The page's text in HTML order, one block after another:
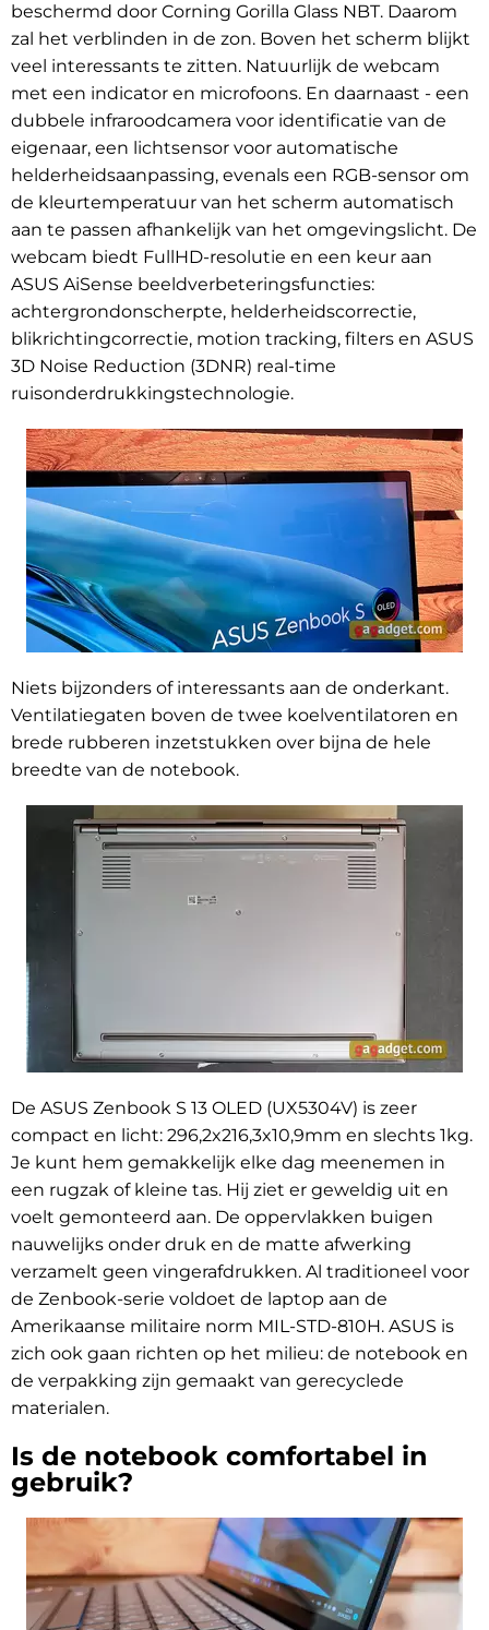
beschermd door Corning Gorilla Glass NBT. Daarom
zal het verblinden in de zon. Boven het scherm blijkt
veel interessants te zitten. Natuurlijk de webcam
met een indicator en microfoons. En daarnaast - een
dubbele infraroodcamera voor identificatie van de
eigenaar, een lichtsensor voor automatische
helderheidsaanpassing, evenals een RGB-sensor om
de kleurtemperatuur van het scherm automatisch
aan te passen afhankelijk van het omgevingslicht. De
webcam biedt FullHD-resolutie en een keur aan
ASUS AiSense beeldverbeteringsfuncties:
achtergrondonscherpte, helderheidscorrectie,
blikrichtingcorrectie, motion tracking, filters en ASUS
3D Noise Reduction (3DNR) real-time
ruisonderdrukkingstechnologie.
Niets bijzonders of interessants aan de onderkant.
Ventilatiegaten boven de twee koelventilatoren en
brede rubberen inzetstukken over bijna de hele
breedte van de notebook.
De ASUS Zenbook S 13 OLED (UX5304V) is zeer
compact en licht: 296,2x216,3x10,9mm en slechts 1kg.
Je kunt hem gemakkelijk elke dag meenemen in
een rugzak of kleine tas. Hij ziet er geweldig uit en
voelt gemonteerd aan. De oppervlakken buigen
nauwelijks onder druk en de matte afwerking
verzamelt geen vingerafdrukken. Al traditioneel voor
de Zenbook-serie voldoet de laptop aan de
Amerikaanse militaire norm MIL-STD-810H. ASUS is
zich ook gaan richten op het milieu: de notebook en
de verpakking zijn gemaakt van gerecyclede
materialen.
Is de notebook comfortabel in
gebruik?